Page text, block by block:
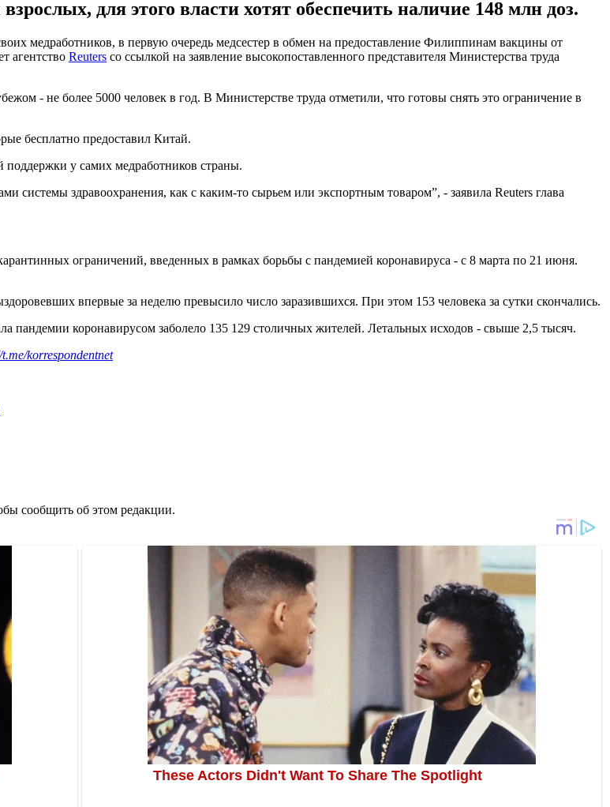
для этого власти хотят обеспечить наличие 148 млн доз.
медработников, в первую очередь медсестер в обмен на предоставление Филиппинам вакцины от
агентство Reuters со ссылкой на заявление высокопоставленного представителя Министерства труда
- не более 5000 человек в год. В Министерстве труда отметили, что готовы снять это ограничение в
бесплатно предоставил Китай.
у самих медработников страны.
системы здравоохранения, как с каким-то сырьем или экспортным товаром”, - заявила Reuters глава
ограничений, введенных в рамках борьбы с пандемией коронавируса - с 8 марта по 21 июня.
впервые за неделю превысило число заразившихся. При этом 153 человека за сутки скончались.
пандемии коронавирусом заболело 135 129 столичных жителей. Летальных исходов - свыше 2,5 тысяч.
korrespondentnet
сообщить об этом редакции.